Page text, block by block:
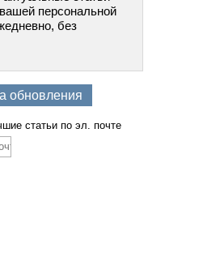
персональной
без
обновления
статьи по эл. почте